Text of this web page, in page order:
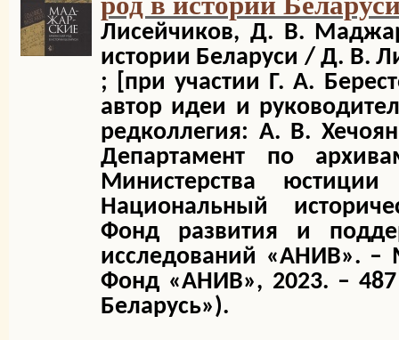
Лисейчиков, Д. В.
истории Беларуси / Д. В.
; [при участии Г. А.
автор идеи и
редколлегия: А. В.
Департамент по
Министерства юстиции
Национальный
Фонд развития и
исследований «АНИВ».
Фонд «АНИВ», 2023. –
Беларусь»).